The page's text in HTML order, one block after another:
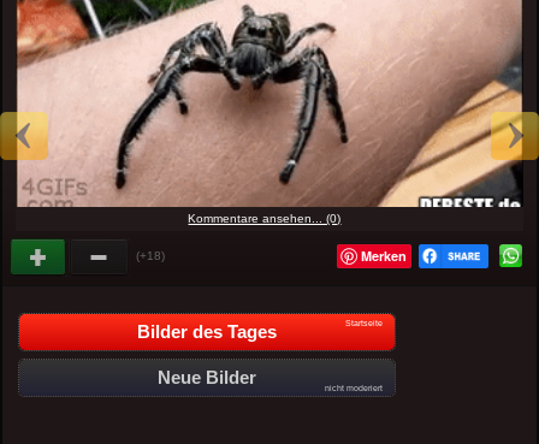
Kommentare ansehen... (0)
(+18) Merken
Bilder des Tages Startseite
Neue Bilder
nicht moderiert